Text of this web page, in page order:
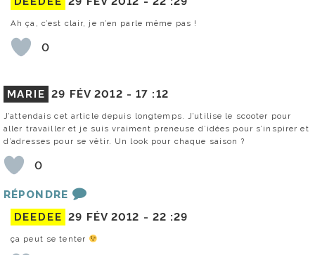
Ah ça, c’est clair, je n’en parle même pas !
0
MARIE 29 FÉV 2012 -17 :12
J’attendais cet article depuis longtemps. J’utilise le scooter pour
aller travailler et je suis vraiment preneuse d’idées pour s’inspirer et
d’adresses pour se vêtir. Un look pour chaque saison ?
0
RÉPONDRE
DEEDEE 29 FÉV 2012 - 22 :29
ça peut se tenter